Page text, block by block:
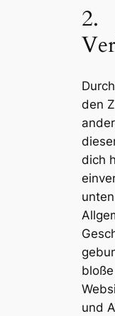
2.
den
dich
und